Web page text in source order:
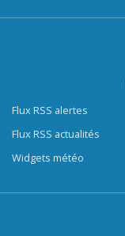
Flux RSS alertes
Flux RSS actualités
Widgets météo